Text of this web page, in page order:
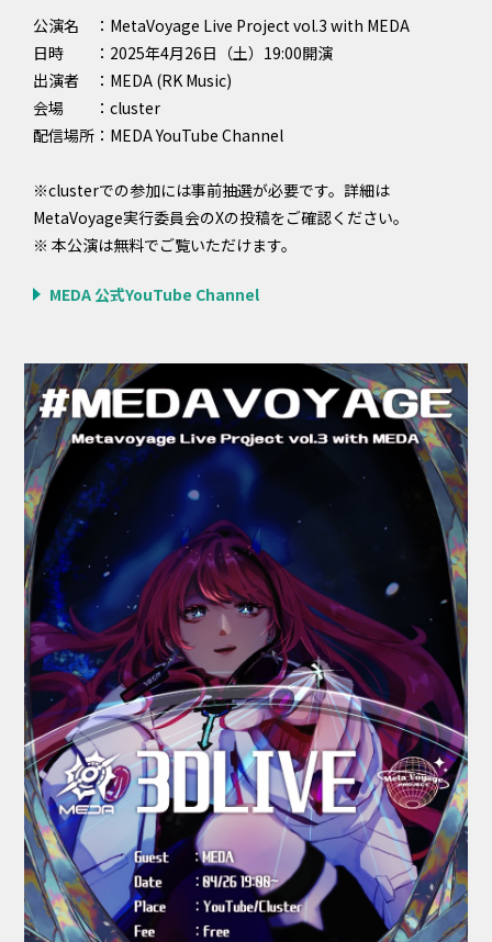
公演名 ：MetaVoyage Live Project vol.3 with MEDA
日時 ：2025年4月26日（土）19:00開演
出演者 ：MEDA (RK Music)
会場 ：cluster
配信場所：MEDA YouTube Channel
※clusterでの参加には事前抽選が必要です。詳細は
MetaVoyage実行委員会のXの投稿をご確認ください。
※ 本公演は無料でご覧いただけます。
MEDA 公式YouTube Channel